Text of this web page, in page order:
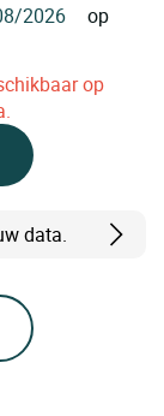
op
op
data.